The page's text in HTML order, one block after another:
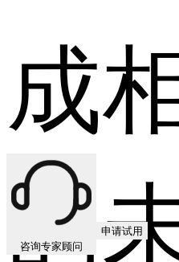
成
的
咨询专家顾问
申请试用